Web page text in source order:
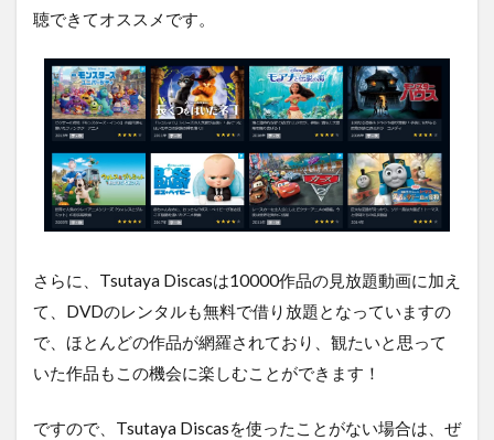
聴できてオススメです。
さらに、Tsutaya Discasは10000作品の見放題動画に加え
て、DVDのレンタルも無料で借り放題となっていますの
で、ほとんどの作品が網羅されており、観たいと思って
いた作品もこの機会に楽しむことができます！
ですので、Tsutaya Discasを使ったことがない場合は、ぜ